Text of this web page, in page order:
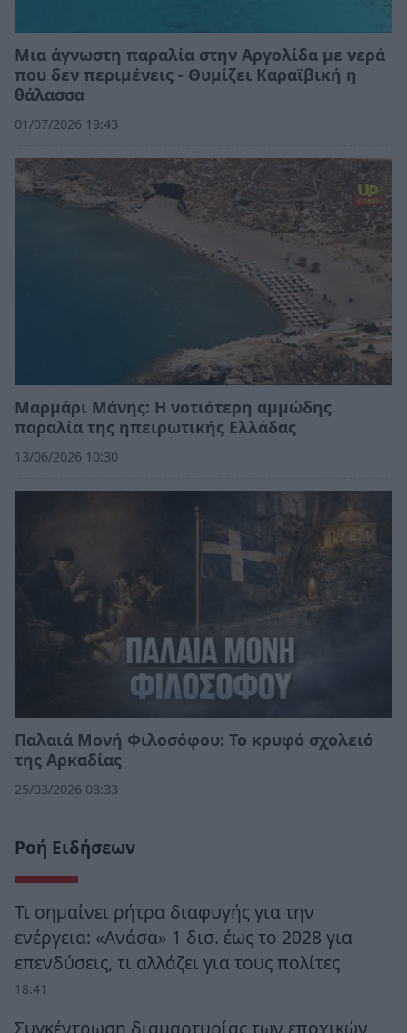
Μια άγνωστη παραλία στην Αργολίδα με νερά
που δεν περιμένεις - Θυμίζει Καραϊβική η
θάλασσα
01/07/2026 19:43
Μαρμάρι Μάνης: Η νοτιότερη αμμώδης
παραλία της ηπειρωτικής Ελλάδας
13/06/2026 10:30
Παλαιά Μονή Φιλοσόφου: Το κρυφό σχολειό
της Αρκαδίας
25/03/2026 08:33
Ροή Ειδήσεων
Τι σημαίνει ρήτρα διαφυγής για την
ενέργεια: «Ανάσα» 1 δισ. έως το 2028 για
επενδύσεις, τι αλλάζει για τους πολίτες
18:41
Συγκέντρωση διαμαρτυρίας των εποχικών